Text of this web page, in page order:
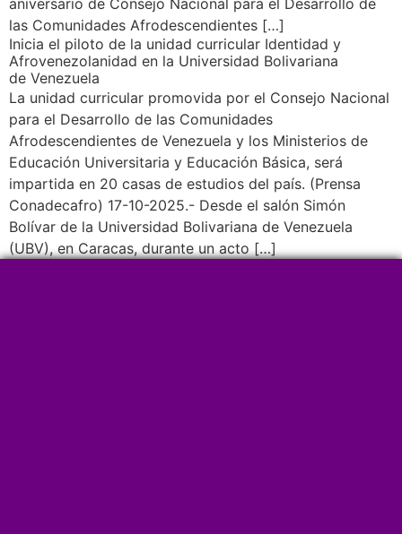
las Comunidades Afrodescendientes […]
Inicia el piloto de la unidad curricular Identidad y
Afrovenezolanidad en la Universidad Bolivariana
de Venezuela
La unidad curricular promovida por el Consejo Nacional
para el Desarrollo de las Comunidades
Afrodescendientes de Venezuela y los Ministerios de
Educación Universitaria y Educación Básica, será
impartida en 20 casas de estudios del país. (Prensa
Conadecafro) 17-10-2025.- Desde el salón Simón
Bolívar de la Universidad Bolivariana de Venezuela
(UBV), en Caracas, durante un acto […]